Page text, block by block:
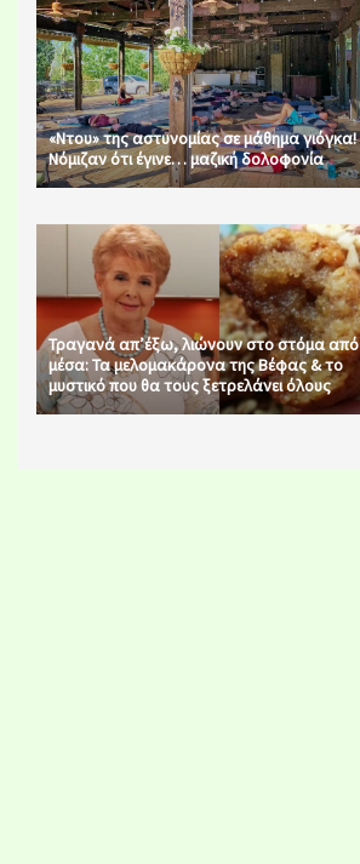
«Ντου» της αστυνομίας σε μάθημα γιόγκα!
Νόμιζαν ότι έγινε… μαζική δολοφονία
Τραγανά απ’έξω, λιώνουν στο στόμα από
μέσα: Τα μελομακάρονα της Βέφας & το
μυστικό που θα τους ξετρελάνει όλους